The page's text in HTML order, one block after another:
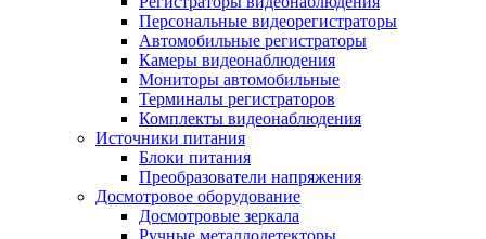
Персональные видеорегистраторы
Автомобильные регистраторы
Камеры видеонаблюдения
Мониторы автомобильные
Терминалы регистраторов
Комплекты видеонаблюдения
Источники питания
Блоки питания
Преобразователи напряжения
Досмотровое оборудование
Досмотровые зеркала
Ручные металлодетекторы